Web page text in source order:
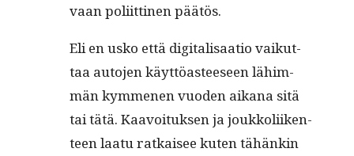
vaan poli­it­ti­nen päätös.
Eli en usko että dig­i­tal­isaa­tio vaikut­
taa auto­jen käyt­töas­teeseen lähim­
män kymme­nen vuo­den aikana sitä
tai tätä. Kaavoituk­sen ja joukkoli­iken­
teen laatu ratkaisee kuten tähänkin